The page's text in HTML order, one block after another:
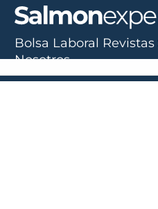
Bolsa Laboral Revistas
Nosotros